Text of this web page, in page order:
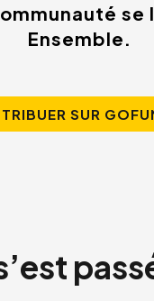
se
Ensemble.
SUR